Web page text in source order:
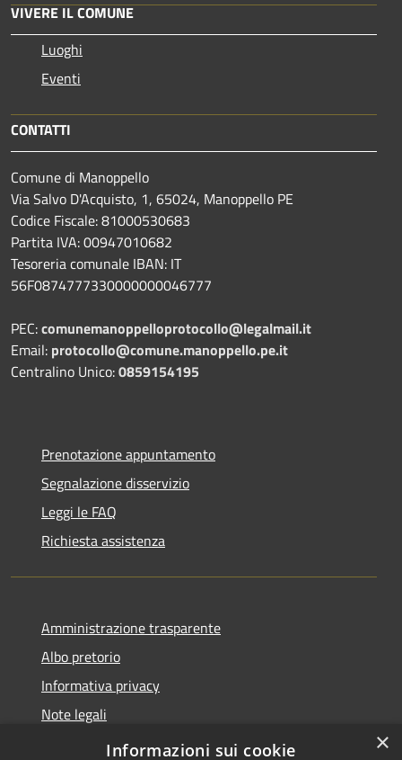
VIVERE IL COMUNE
Luoghi
Eventi
CONTATTI
Comune di Manoppello
Via Salvo D'Acquisto, 1, 65024, Manoppello PE
Codice Fiscale: 81000530683
Partita IVA: 00947010682
Tesoreria comunale IBAN: IT
56F0874777330000000046777
PEC:comunemanoppelloprotocollo@legalmail.it
Email: protocollo@comune.manoppello.pe.it
Centralino Unico:0859154195
Prenotazione appuntamento
Segnalazione disservizio
Leggi le FAQ
Richiesta assistenza
Amministrazione trasparente
Albo pretorio
Informativa privacy
Note legali
Dichiarazione di accessibilità
×
Informazioni sui cookie